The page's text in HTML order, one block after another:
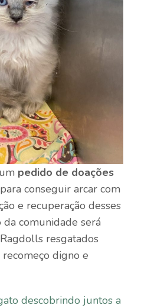
pedido de doações
conseguir arcar com
e recuperação desses
da comunidade será
resgatados
digno e
descobrindo juntos a